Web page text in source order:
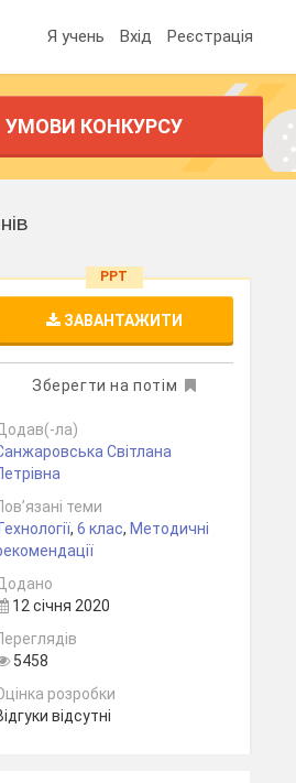
Я учень Вхід Реєстрація
УМОВИ КОНКУРСУ
PPT
ЗАВАНТАЖИТИ
Зберегти на потім
ла)
Світлана
теми
,6 клас, Методичні
12 січня 2020
5458
розробки
відсутні